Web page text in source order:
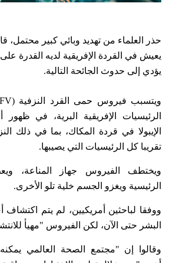
حذر العلماء من تهديد وبائي كبير محتمل،
يعيش في القردة الإفريقية لديه القدرة
يؤدي إلى حدوث الجائحة التالية.
الرئيسيات الإفريقية البرية، في
الإيبولا في قردة المكاك، بما في ذلك
تقريبا كل الرئيسيات التي يصيبها.
ويختطف الفيروس جهاز المناعة،
الرئيسية ويغزو الجسم خلية تلو الأخرى.
ووفقا لباحثين أمريكيين، لم يتم اكتشاف
البشر حتى الآن، لكن الفيروس "مهيأ
وقالوا إن "مجتمع الصحة العالمي